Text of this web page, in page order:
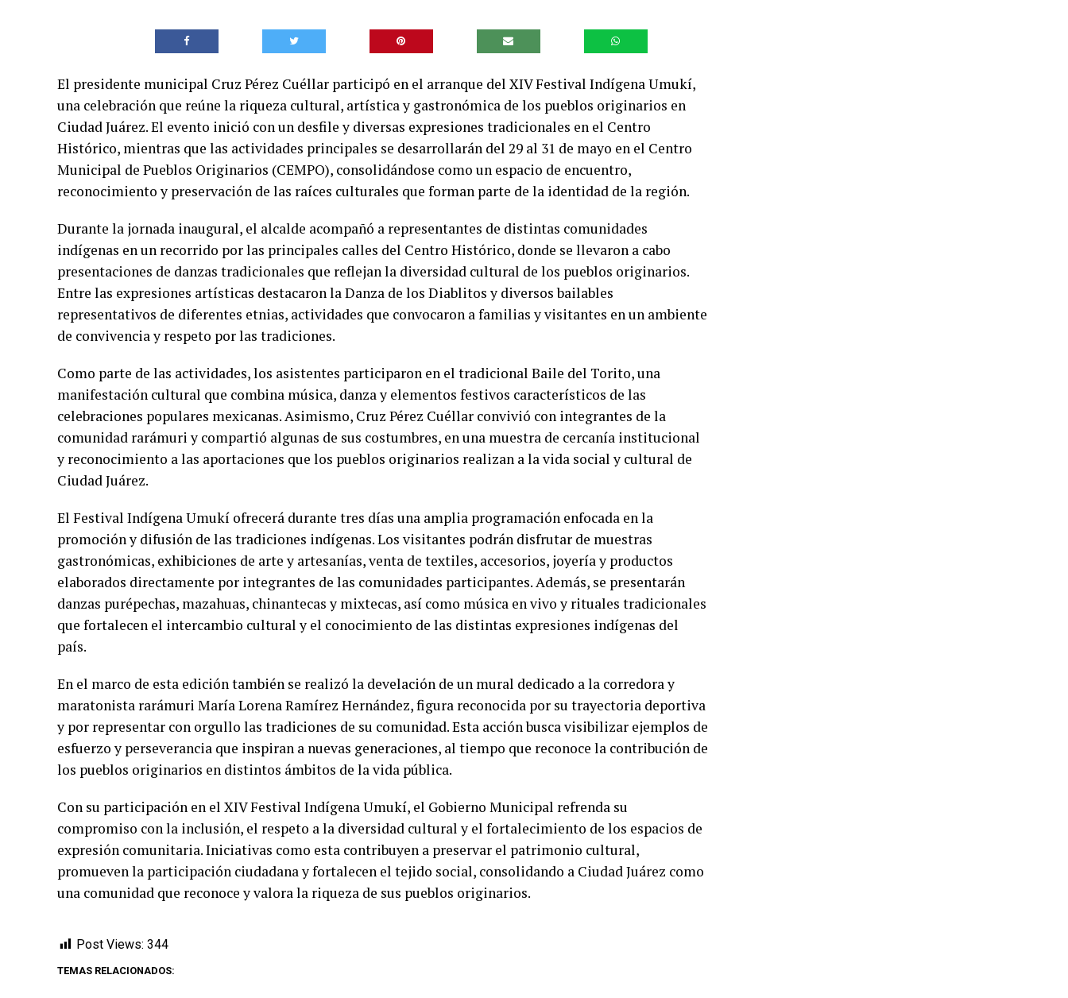
El presidente municipal Cruz Pérez Cuéllar participó en el arranque del XIV Festival Indígena Umukí,
una celebración que reúne la riqueza cultural, artística y gastronómica de los pueblos originarios en
Ciudad Juárez. El evento inició con un desfile y diversas expresiones tradicionales en el Centro
Histórico, mientras que las actividades principales se desarrollarán del 29 al 31 de mayo en el Centro
Municipal de Pueblos Originarios (CEMPO), consolidándose como un espacio de encuentro,
reconocimiento y preservación de las raíces culturales que forman parte de la identidad de la región.
Durante la jornada inaugural, el alcalde acompañó a representantes de distintas comunidades
indígenas en un recorrido por las principales calles del Centro Histórico, donde se llevaron a cabo
presentaciones de danzas tradicionales que reflejan la diversidad cultural de los pueblos originarios.
Entre las expresiones artísticas destacaron la Danza de los Diablitos y diversos bailables
representativos de diferentes etnias, actividades que convocaron a familias y visitantes en un ambiente
de convivencia y respeto por las tradiciones.
Como parte de las actividades, los asistentes participaron en el tradicional Baile del Torito, una
manifestación cultural que combina música, danza y elementos festivos característicos de las
celebraciones populares mexicanas. Asimismo, Cruz Pérez Cuéllar convivió con integrantes de la
comunidad rarámuri y compartió algunas de sus costumbres, en una muestra de cercanía institucional
y reconocimiento a las aportaciones que los pueblos originarios realizan a la vida social y cultural de
Ciudad Juárez.
El Festival Indígena Umukí ofrecerá durante tres días una amplia programación enfocada en la
promoción y difusión de las tradiciones indígenas. Los visitantes podrán disfrutar de muestras
gastronómicas, exhibiciones de arte y artesanías, venta de textiles, accesorios, joyería y productos
elaborados directamente por integrantes de las comunidades participantes. Además, se presentarán
danzas purépechas, mazahuas, chinantecas y mixtecas, así como música en vivo y rituales tradicionales
que fortalecen el intercambio cultural y el conocimiento de las distintas expresiones indígenas del
país.
En el marco de esta edición también se realizó la develación de un mural dedicado a la corredora y
maratonista rarámuri María Lorena Ramírez Hernández, figura reconocida por su trayectoria deportiva
y por representar con orgullo las tradiciones de su comunidad. Esta acción busca visibilizar ejemplos de
esfuerzo y perseverancia que inspiran a nuevas generaciones, al tiempo que reconoce la contribución de
los pueblos originarios en distintos ámbitos de la vida pública.
Con su participación en el XIV Festival Indígena Umukí, el Gobierno Municipal refrenda su
compromiso con la inclusión, el respeto a la diversidad cultural y el fortalecimiento de los espacios de
expresión comunitaria. Iniciativas como esta contribuyen a preservar el patrimonio cultural,
promueven la participación ciudadana y fortalecen el tejido social, consolidando a Ciudad Juárez como
una comunidad que reconoce y valora la riqueza de sus pueblos originarios.
Post Views: 344
TEMAS RELACIONADOS: